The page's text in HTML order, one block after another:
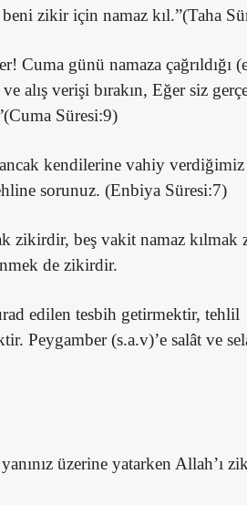
zikir için namaz kıl.”(Taha
Cuma günü namaza çağrıldığı
alış verişi bırakın, Eğer siz
Süresi:9)
kendilerine vahiy
sorunuz. (Enbiya Süresi:7)
zikirdir, beş vakit namaz kılmak
de zikirdir.
edilen tesbih getirmektir, tehlil
Peygamber (s.a.v)’e salât ve
üzerine yatarken Allah’ı